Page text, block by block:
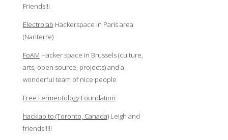
Friends!!!
Electrolab Hackerspace in Paris area
(Nanterre)
FoAM Hacker space in Brussels (culture,
arts, open source, projects) and a
wonderful team of nice people
Free Fermentology Foundation
hacklab.to (Toronto, Canada)Leigh and
friends!!!!!